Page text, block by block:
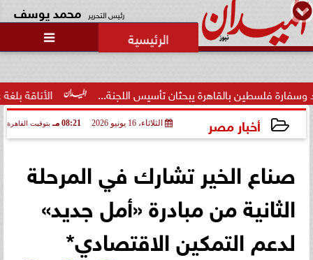
رئيس التحرير محمد يوسف

الأناقة بلغة عصرية.. يبحثان تأسيس اللجنة...
أخبار مصر الثلاثاء، 16 يونيو 2026 08:21 مـ بتوقيت القاهرة
صناع الخير تشارك في المرحلة
الثانية من مبادرة «أمل جديد»
لدعم التمكين الاقتصادي*